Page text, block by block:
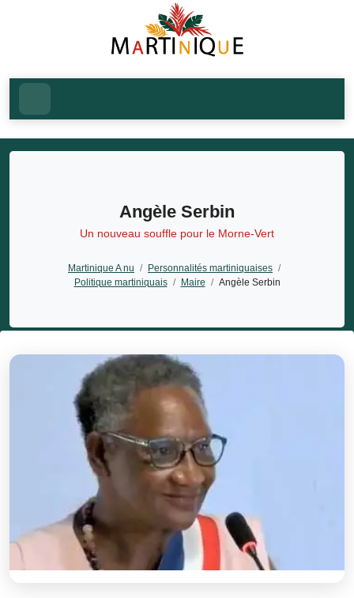
Angèle Serbin
Un nouveau souffle pour le Morne-Vert
Martinique A nu / Personnalités martiniquaises /
Politique martiniquais / Maire / Angèle Serbin